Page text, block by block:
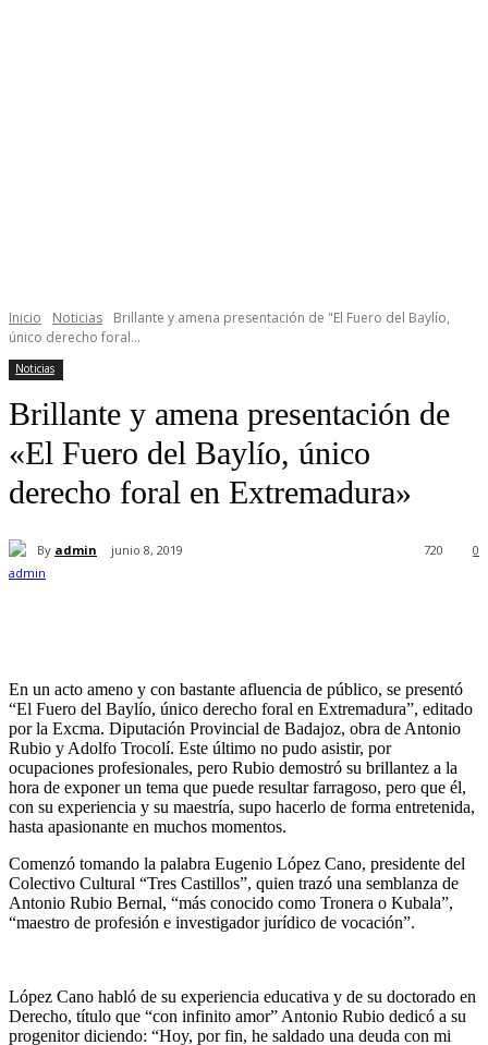
Inicio Noticias
Brillante y amena presentación de "El Fuero del Baylío,
único derecho foral...
Noticias
Brillante y amena presentación de
«El Fuero del Baylío, único
derecho foral en Extremadura»
By admin junio 8, 2019 0
720
En un acto ameno y con bastante afluencia de público, se presentó
“El Fuero del Baylío, único derecho foral en Extremadura”, editado
por la Excma. Diputación Provincial de Badajoz, obra de Antonio
Rubio y Adolfo Trocolí. Este último no pudo asistir, por
ocupaciones profesionales, pero Rubio demostró su brillantez a la
hora de exponer un tema que puede resultar farragoso, pero que él,
con su experiencia y su maestría, supo hacerlo de forma entretenida,
hasta apasionante en muchos momentos.
Comenzó tomando la palabra Eugenio López Cano, presidente del
Colectivo Cultural “Tres Castillos”, quien trazó una semblanza de
Antonio Rubio Bernal, “más conocido como Tronera o Kubala”,
“maestro de profesión e investigador jurídico de vocación”.
López Cano habló de su experiencia educativa y de su doctorado en
Derecho, título que “con infinito amor” Antonio Rubio dedicó a su
progenitor diciendo: “Hoy, por fin, he saldado una deuda con mi